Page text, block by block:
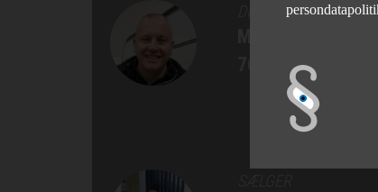
DIREKTØR
76 90 75 77